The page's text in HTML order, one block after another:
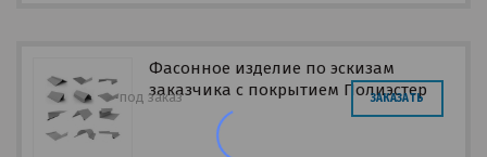
Фасонное изделие по эскизам
заказчика с покрытием Полиэстер
под заказ ЗАКАЗАТЬ